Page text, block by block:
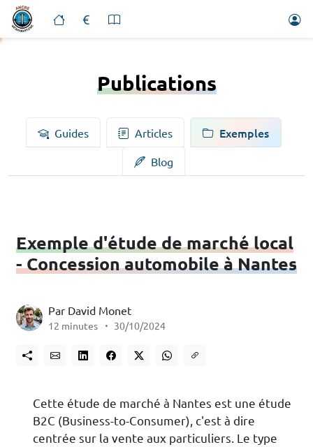
Publications
Guides Articles Exemples
Blog
Exemple d'étude de marché local
- Concession automobile à Nantes
Par David Monet
12 minutes 30/10/2024
Cette étude de marché à Nantes est une étude
B2C (Business-to-Consumer), c'est à dire
centrée sur la vente aux particuliers. Le type